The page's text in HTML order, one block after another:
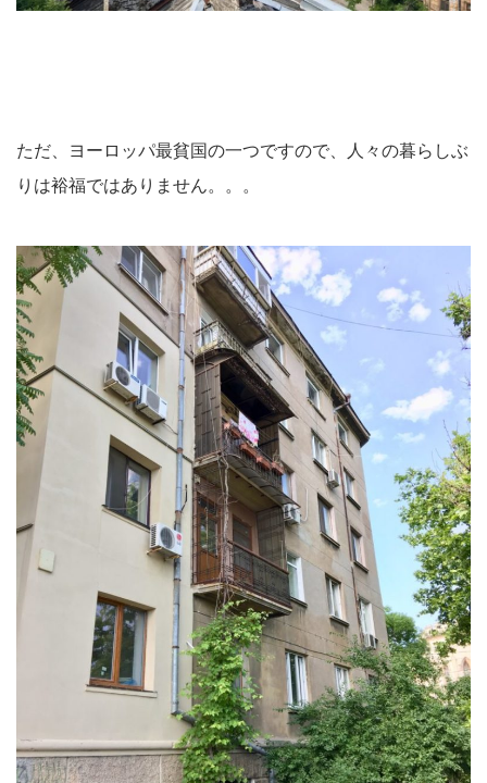
ただ、ヨーロッパ最貧国の一つですので、人々の暮らしぶ
りは裕福ではありません。。。